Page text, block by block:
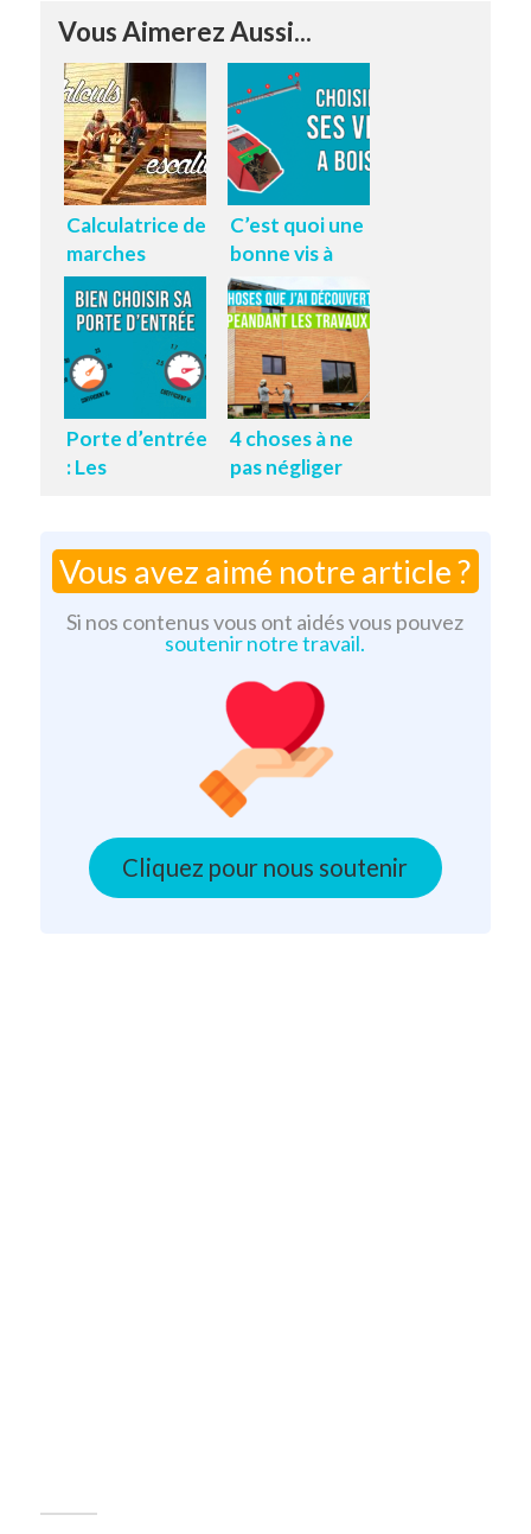
Vous Aimerez Aussi...
Calculatrice de
marches
d’escalier –
Calculette de
Blondel
C’est quoi une
bonne vis à
bois ?
Porte d’entrée
: Les
bien
comprendre
4 choses à ne
pas négliger
ou
Rénovation)
Vous avez aimé notre article ?
Si nos contenus vous ont aidés vous pouvez
soutenir notre travail.
Cliquez pour nous soutenir